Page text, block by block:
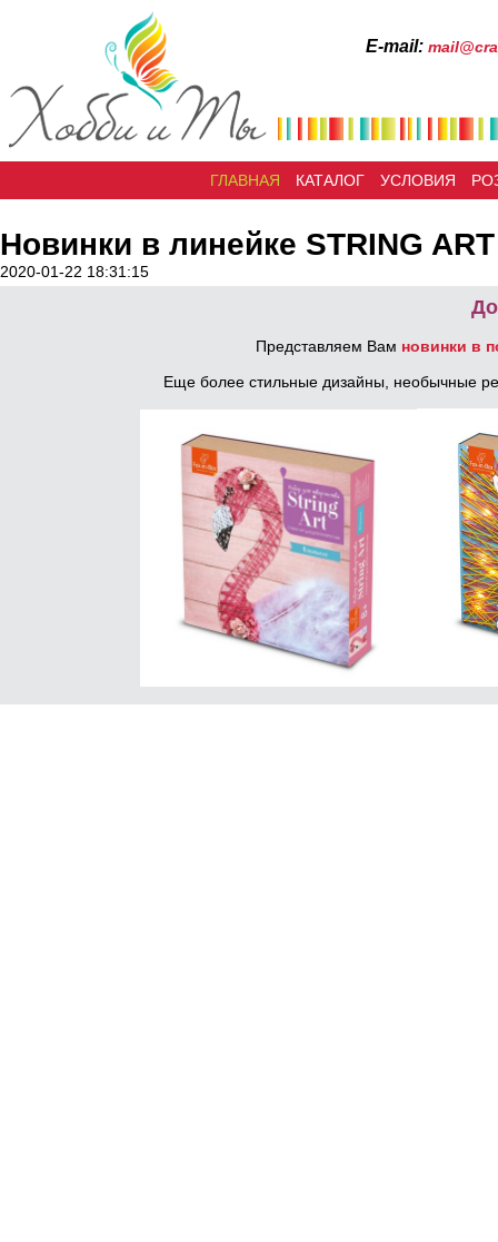
Е-mail:
ГЛАВНАЯ КАТАЛОГ УСЛОВИЯ
Новинки в линейке STRING ART
2020-01-22 18:31:15
Представляем Вам новинки в
Еще более стильные дизайны, необычные